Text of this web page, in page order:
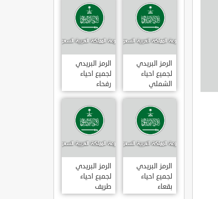
الرمز البريدي
لجميع احياء
الشملي
الرمز البريدي
لجميع احياء
رفحاء
الرمز البريدي
لجميع احياء
بقعاء
الرمز البريدي
لجميع احياء
طريف